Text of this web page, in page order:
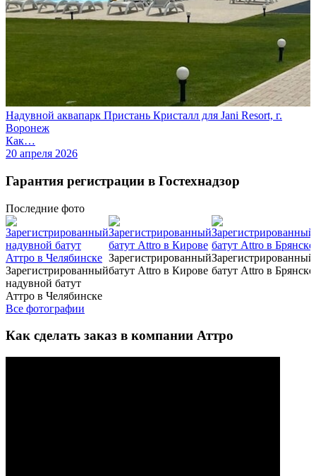
Надувной аквапарк Пристань Кристалл для Jani Resort, г.
Воронеж
Как…
20 апреля 2026
Гарантия регистрации в Гостехнадзор
Последние фото
Зарегистрированный
надувной батут
Аттро в Челябинске
Зарегистрированный
батут Attro в Кирове
Зарегистрированный
батут Attro в Брянске
Все фотографии
Как сделать заказ в компании Аттро